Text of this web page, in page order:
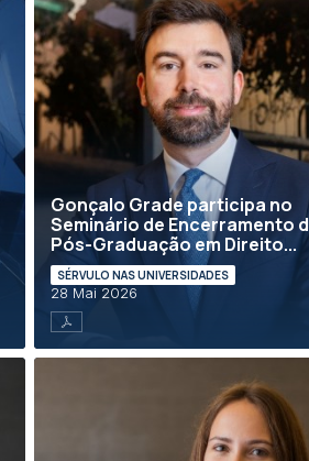
Gonçalo Grade participa no
Seminário de Encerramento
Pós-Graduação em Direito...
SÉRVULO NAS UNIVERSIDADES
28 Mai 2026